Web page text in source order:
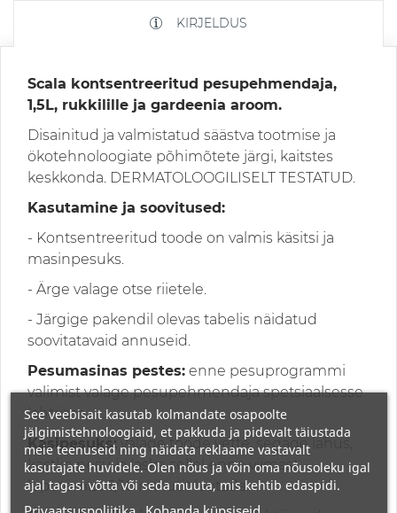
KIRJELDUS
Scala kontsentreeritud pesupehmendaja,
1,5L, rukkilille ja gardeenia aroom.
Disainitud ja valmistatud säästva tootmise ja
ökotehnoloogiate põhimõtete järgi, kaitstes
keskkonda. DERMATOLOOGILISELT TESTATUD.
Kasutamine ja soovitused:
- Kontsentreeritud toode on valmis käsitsi ja
masinpesuks.
- Ärge valage otse riietele.
- Järgige pakendil olevas tabelis näidatud
soovitatavaid annuseid.
Pesumasinas pestes: enne pesuprogrammi
valimist valage pesupehmendaja spetsiaalsesse
lahtrisse.
Käsipesuks: valage toode vette, segage lahus,
kastke pesu ja laske sellel enne viimast
loputamist 5/10 minutit leotada.
See veebisait kasutab kolmandate osapoolte
jälgimistehnoloogiaid, et pakkuda ja pidevalt täiustada
meie teenuseid ning näidata reklaame vastavalt
kasutajate huvidele. Olen nõus ja võin oma nõusoleku igal
ajal tagasi võtta või seda muuta, mis kehtib edaspidi.